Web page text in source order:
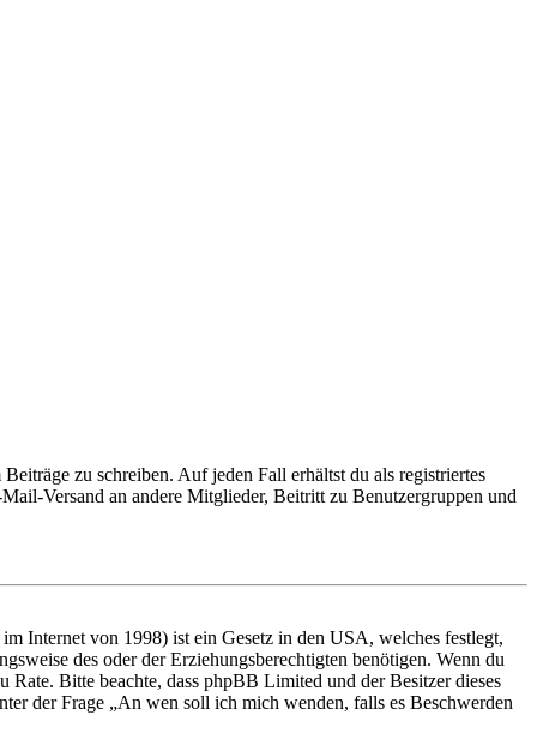
zu schreiben. Auf jeden Fall erhältst du als registriertes
Versand an andere Mitglieder, Beitritt zu Benutzergruppen und
Internet von 1998) ist ein Gesetz in den USA, welches festlegt,
des oder der Erziehungsberechtigten benötigen. Wenn du
Bitte beachte, dass phpBB Limited und der Besitzer dieses
der Frage „An wen soll ich mich wenden, falls es Beschwerden